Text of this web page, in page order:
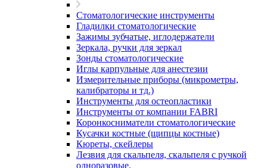
Стоматологические инструменты
Гладилки стоматологические
Зажимы зубчатые, иглодержатели
Зеркала, ручки для зеркал
Зонды стоматологические
Иглы карпульные для анестезии
Измерительные приборы (микрометры,
калибраторы и тд.)
Инструменты для остеопластики
Инструменты от компании FABRI
Коронкосниматели стоматологические
Кусачки костные (щипцы костные)
Кюреты, скейлеры
Лезвия для скальпеля, скальпеля с ручкой
одноразовые.